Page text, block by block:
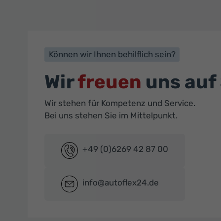
Können wir Ihnen behilflich sein?
Wirfreuen uns auf
Wir stehen für Kompetenz und Service.
Bei uns stehen Sie im Mittelpunkt.
+49 (0)6269 42 87 00
info@autoflex24.de